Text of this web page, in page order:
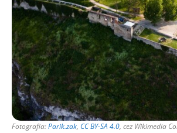
Fotografia:Parik.zak, CC BY-SA 4.0, cez Wikimedia